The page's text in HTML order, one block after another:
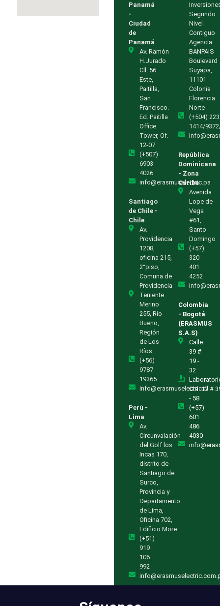
Panamá
-
Ciudad
de
Panamá
Av. Ramón
H.Jurado
Cll. 56
Este,
Paitilla,
San
Francisco.
Ed. Paitilla
Office
Tower, Of.
12-07
(+507)
6903
4026
info@erasmuselectric.pa
Santiago
de Chile -
Chile
Av.
Providencia
1208,
oficina 215,
2°piso,
Comuna de
Providencia
Teniente
Merino
255, Rio
Bueno,
Región
de Los
Ríos
(+56)
9787
19365
info@erasmuselectric.cl
Perú -
Lima
Av.
Circunvalación
del Golf los
Incas 170,
distrito de
Santiago de
Surco,
Provincia y
Departamento
de Lima,
Oficina 702,
Edificio More
(+51)
919
106
992
Segundo
Nivel
Contiguo
Agencia
BANPAIS
Boulevard
Suyapa,
11101
Colonia
Florencia
Norte
(+504)
1414/
República
Dominicana
- Zona
Caribe
Avenida
Lope de
Vega
#61,
Santo
Domingo
(+57)
320
401
4252
Colombia
- Bogotá
(ERASMUS
S.A.S)
Calle
39 #
19 -
32
Cra. 17 #
- 58
(+57)
601
486
4030